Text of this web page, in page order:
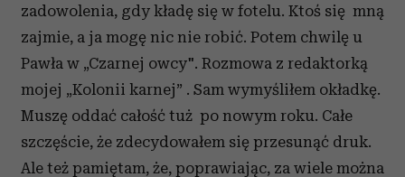
zadowolenia, gdy kładę się w fotelu. Ktoś się mną
zajmie, a ja mogę nic nie robić. Potem chwilę u
Pawła w „Czarnej owcy". Rozmowa z redaktorką
mojej „Kolonii karnej” . Sam wymyśliłem okładkę.
Muszę oddać całość tuż po nowym roku. Całe
szczęście, że zdecydowałem się przesunąć druk.
Ale też pamiętam, że, poprawiając, za wiele można